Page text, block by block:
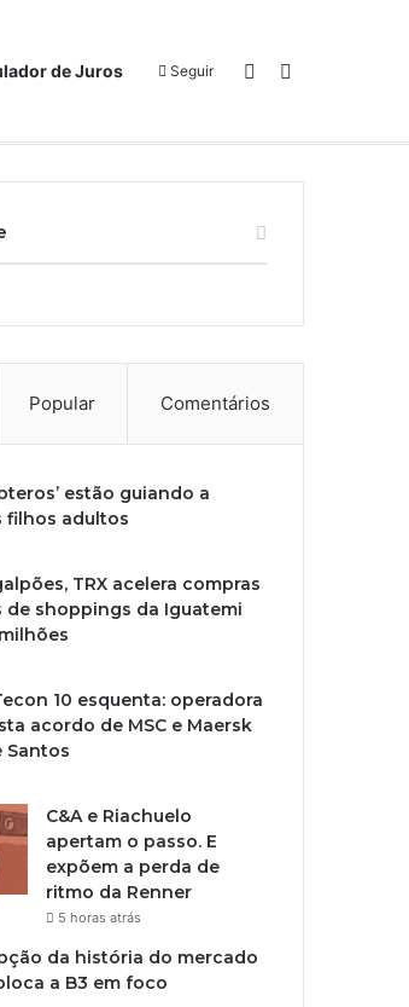
de Juros Seguir Switch skin
Popular Comentários
estão guiando a
filhos adultos
TRX acelera compras
de shoppings da Iguatemi
10 esquenta: operadora
acordo de MSC e Maersk
Santos
C&A e Riachuelo
apertam o passo. E
expõem a perda de
ritmo da Renner
5 horas atrás
da história do mercado
a B3 em foco